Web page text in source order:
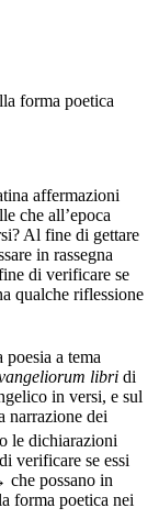
forma poetica
affermazioni
che all’epoca
Al fine di gettare
in rassegna
di verificare se
qualche riflessione
a tema
libri di
in versi, e sul
narrazione dei
le dichiarazioni
verificare se essi
che possano in
forma poetica nei